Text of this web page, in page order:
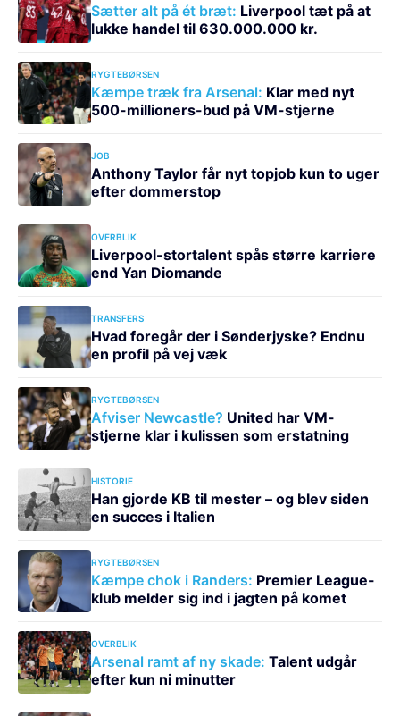
Sætter alt på ét bræt: Liverpool tæt på at
lukke handel til 630.000.000 kr.
RYGTEBØRSEN
Kæmpe træk fra Arsenal: Klar med nyt
500-millioners-bud på VM-stjerne
JOB
Anthony Taylor får nyt topjob kun to uger
efter dommerstop
OVERBLIK
Liverpool-stortalent spås større karriere
end Yan Diomande
TRANSFERS
Hvad foregår der i Sønderjyske? Endnu
en profil på vej væk
RYGTEBØRSEN
Afviser Newcastle? United har VM-
stjerne klar i kulissen som erstatning
HISTORIE
Han gjorde KB til mester – og blev siden
en succes i Italien
RYGTEBØRSEN
Kæmpe chok i Randers: Premier League-
klub melder sig ind i jagten på komet
OVERBLIK
Arsenal ramt af ny skade: Talent udgår
efter kun ni minutter